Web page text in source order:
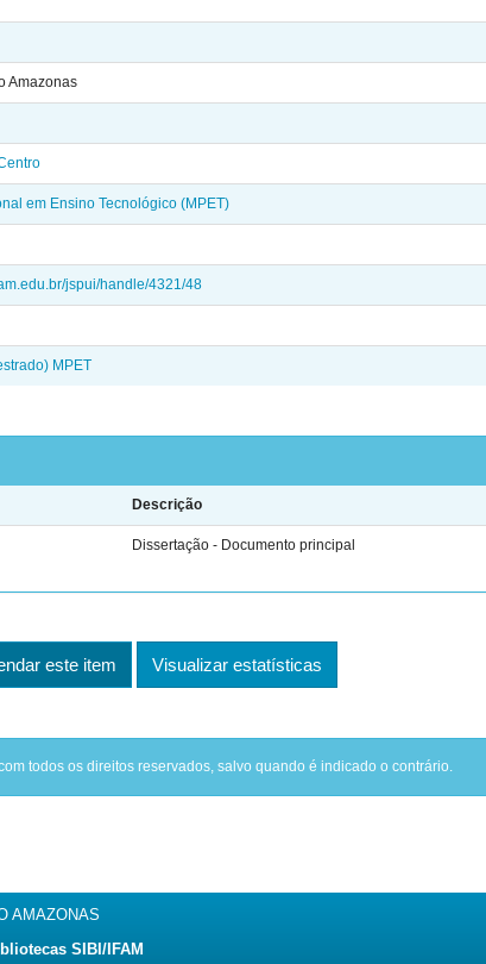
Amazonas
em Ensino Tecnológico (MPET)
jspui/handle/4321/48
MPET
Descrição
Dissertação - Documento principal
este item Visualizar estatísticas
todos os direitos reservados, salvo quando é indicado o contrário.
AMAZONAS
SIBI/IFAM